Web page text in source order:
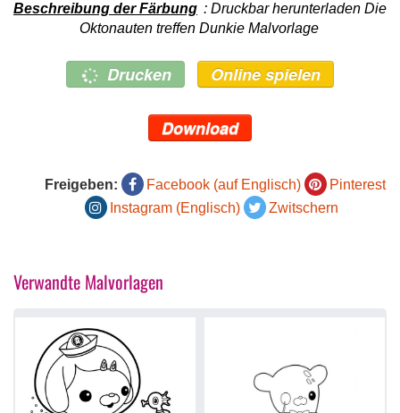
Beschreibung der Färbung : Druckbar herunterladen Die
Oktonauten treffen Dunkie Malvorlage
Drucken Online spielen
Download
Freigeben: Facebook (auf Englisch)
Pinterest
Instagram (Englisch)
Zwitschern
Verwandte Malvorlagen